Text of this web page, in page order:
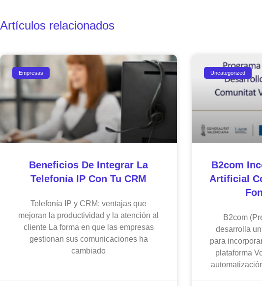
Artículos relacionados
Empresas
Beneficios De Integrar La
Telefonía IP Con Tu CRM
Telefonía IP y CRM: ventajas que
mejoran la productividad y la atención al
cliente La forma en que las empresas
gestionan sus comunicaciones ha
cambiado
Uncategorized
B2com
Artificial
B2com
desarrolla
para
plataforma